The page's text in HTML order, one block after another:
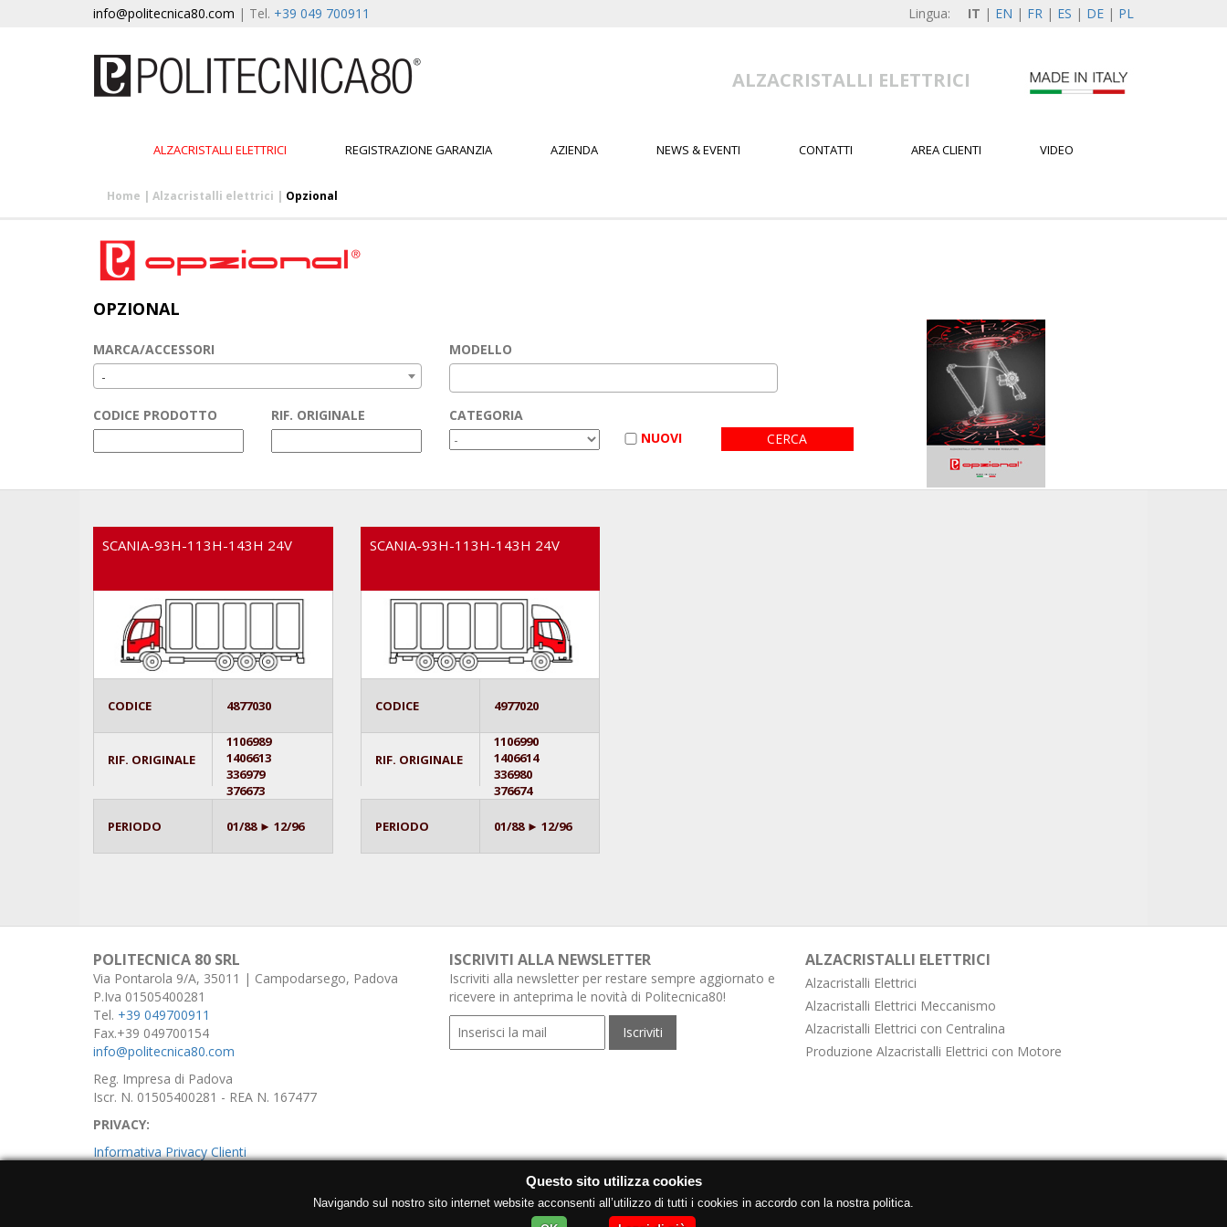
info@politecnica80.com | Tel. +39 049 700911 Lingua: IT | EN | FR | ES | DE | PL
ALZACRISTALLI ELETTRICI
ALZACRISTALLI ELETTRICI REGISTRAZIONE GARANZIA AZIENDA NEWS & EVENTI CONTATTI AREA CLIENTI VIDEO
Home | Alzacristalli elettrici | Opzional
OPZIONAL
MARCA/ACCESSORI
-
MODELLO
CODICE PRODOTTO RIF. ORIGINALE
CATEGORIA
NUOVI
SCANIA-93H-113H-143H 24V
CODICE 4877030
RIF. ORIGINALE
1106989
1406613
336979
376673
PERIODO 01/88 ► 12/96
SCANIA-93H-113H-143H 24V
CODICE 4977020
RIF. ORIGINALE
1106990
1406614
336980
376674
PERIODO 01/88 ► 12/96
POLITECNICA 80 SRL
Via Pontarola 9/A, 35011 | Campodarsego, Padova
P.Iva 01505400281
Tel. +39 049700911
Fax.+39 049700154
info@politecnica80.com
Reg. Impresa di Padova
Iscr. N. 01505400281 - REA N. 167477
PRIVACY:
Informativa Privacy Clienti
ISCRIVITI ALLA NEWSLETTER
Iscriviti alla newsletter per restare sempre aggiornato e
ricevere in anteprima le novità di Politecnica80!
ALZACRISTALLI ELETTRICI
Alzacristalli Elettrici
Alzacristalli Elettrici Meccanismo
Alzacristalli Elettrici con Centralina
Produzione Alzacristalli Elettrici con Motore
Questo sito utilizza cookies
Navigando sul nostro sito internet website acconsenti all’utilizzo di tutti i cookies in accordo con la nostra politica.